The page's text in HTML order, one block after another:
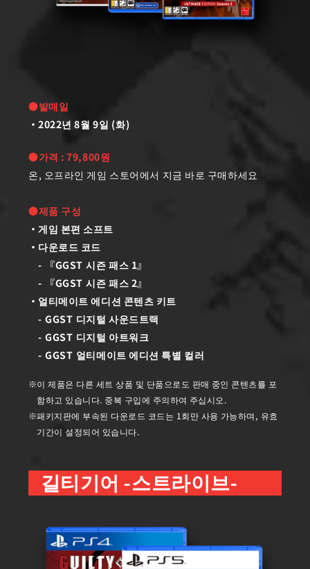
●발매일
2022년 8월 9일 (화)
●가격 : 79,800원
온, 오프라인 게임 스토어에서 지금 바로 구매하세요
●제품 구성
게임 본편 소프트
다운로드 코드
- 『GGST 시즌 패스 1』
- 『GGST 시즌 패스 2』
얼티메이트 에디션 콘텐츠 키트
- GGST 디지털 사운드트랙
- GGST 디지털 아트워크
- GGST 얼티메이트 에디션 특별 컬러
이 제품은 다른 세트 상품 및 단품으로도 판매 중인 콘텐츠를 포
함하고 있습니다. 중복 구입에 주의하여 주십시오.
패키지판에 부속된 다운로드 코드는 1회만 사용 가능하며, 유효
기간이 설정되어 있습니다.
길티기어 -스트라이브-